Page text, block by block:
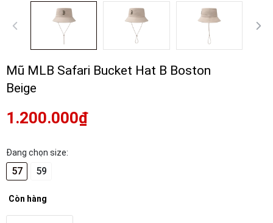
Mũ MLB Safari Bucket Hat B Boston
Beige
1.200.000₫
Đang chọn size:
57 59
Còn hàng